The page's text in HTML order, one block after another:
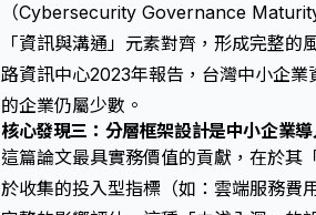
（Cybersecurity Governance
「資訊與溝通」元素對齊，形成完整
路資訊中心2023年報告，台灣中小企
的企業仍屬少數。
核心發現三：分層框架設計是中小企業
這篇論文最具實務價值的貢獻，在於
於收集的投入型指標（如：雲端服務費